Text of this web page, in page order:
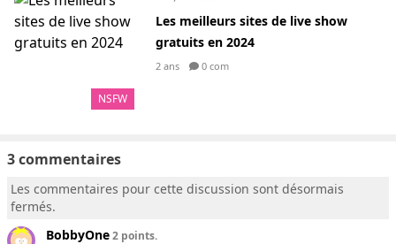
NSFW
Les meilleurs sites de live show
gratuits en 2024
2 ans 0 com
3 commentaires
Les commentaires pour cette discussion sont désormais
fermés.
BobbyOne2 points.